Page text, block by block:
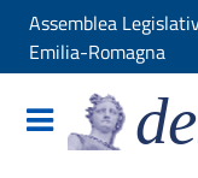
Assemblea
Emilia-Romagna